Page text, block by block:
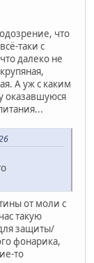
что
таки с
далеко не
А уж с каким
оказавшуюся
от моли с
такую
защиты/
фонарика,
то